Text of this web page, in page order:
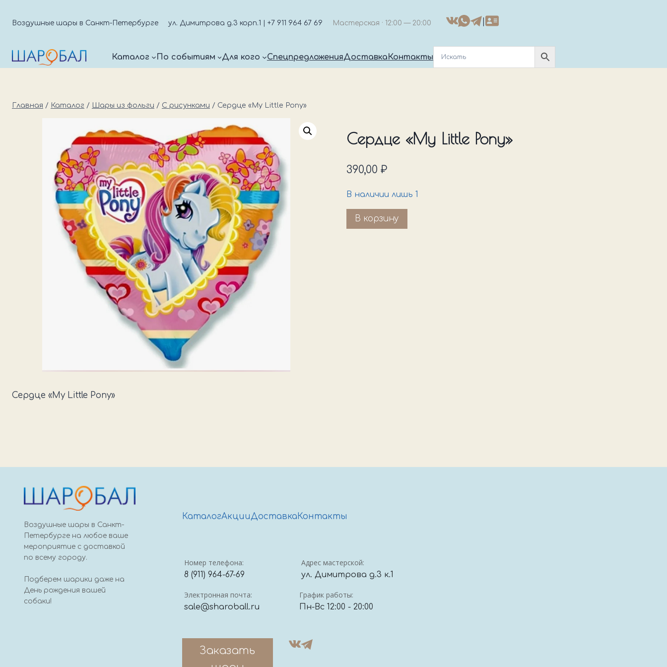
Воздушные шары в Санкт-Петербурге ул. Димитрова д.3 корп.1 | +7 911 964 67 69 Мастерская · 12:00 — 20:00
Каталог По событиям Для кого СпецпредложенияДоставка Контакты
Главная / Каталог / Шары из фольги / С рисунками / Сердце «My Little Pony»
Сердце «My Little Pony»
390,00 ₽
В наличии лишь 1
Количество
товара
В корзину
Сердце «My Little Pony»
Воздушные шары в Санкт-
Петербурге на любое ваше
мероприятие с доставкой
по всему городу.
Подберем шарики даже на
День рождения вашей
собаки!
КаталогАкцииДоставка Контакты
Номер телефона:
8 (911) 964-67-69
Адрес мастерской:
ул. Димитрова д.3 к.1
Электронная почта:
sale@sharoball.ru
График работы:
Пн-Вс 12:00 - 20:00
Заказать